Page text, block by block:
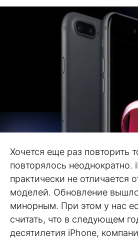
Хочется еще раз повторить
повторялось неоднократно.
практически не отличается
моделей. Обновление
минорным. При этом у нас
считать, что в следующем
десятилетия iPhone,